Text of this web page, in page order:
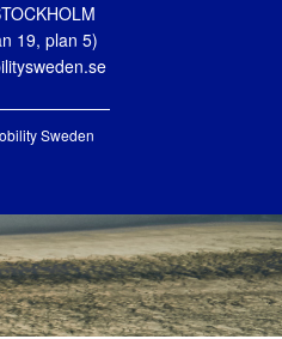
19, plan 5)
Sweden